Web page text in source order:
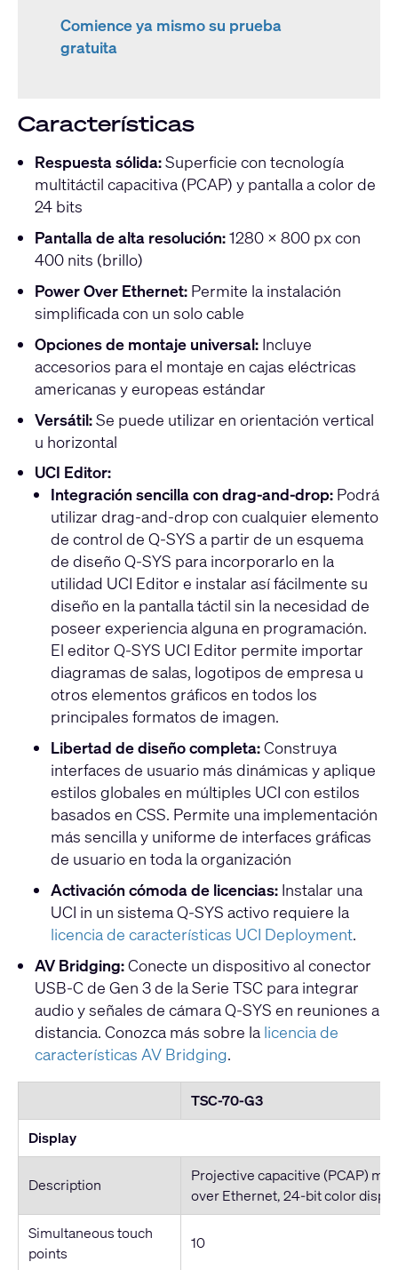
Comience ya mismo su prueba
gratuita
Características
Respuesta sólida:Superficie con tecnología
multitáctil capacitiva (PCAP) y pantalla a color de
24 bits
Pantalla de alta resolución:1280 × 800 px con
400 nits (brillo)
Power Over Ethernet: Permite la instalación
simplificada con un solo cable
Opciones de montaje universal: Incluye
accesorios para el montaje en cajas eléctricas
americanas y europeas estándar
Versátil:Se puede utilizar en orientación vertical
u horizontal
UCI Editor:
Integración sencilla con drag-and-drop: Podrá
utilizar drag-and-drop con cualquier elemento
de control de Q-SYS a partir de un esquema
de diseño Q-SYS para incorporarlo en la
utilidad UCI Editor e instalar así fácilmente su
diseño en la pantalla táctil sin la necesidad de
poseer experiencia alguna en programación.
El editor Q-SYS UCI Editor permite importar
diagramas de salas, logotipos de empresa u
otros elementos gráficos en todos los
principales formatos de imagen.
Libertad de diseño completa:Construya
interfaces de usuario más dinámicas y aplique
estilos globales en múltiples UCI con estilos
basados en CSS. Permite una implementación
más sencilla y uniforme de interfaces gráficas
de usuario en toda la organización
Activación cómoda de licencias: Instalar una
UCI in un sistema Q-SYS activo requiere la
licencia de características UCI Deployment.
AV Bridging:Conecte un dispositivo al conector
USB-C de Gen 3 de la Serie TSC para integrar
audio y señales de cámara Q-SYS en reuniones a
distancia. Conozca más sobre la licencia de
características AV Bridging.
TSC-70-G3
Display
Description
Projective capacitive (PCAP)
over Ethernet, 24-bit color
Simultaneous touch
points
10